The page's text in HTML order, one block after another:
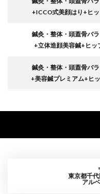
+ICCO式美顔はり+ヒ
鍼灸・整体・頭蓋骨バ
+立体造顔美容鍼+ヒッ
鍼灸・整体・頭蓋骨バ
+美容鍼プレミアム+ヒ
東京都千
アル